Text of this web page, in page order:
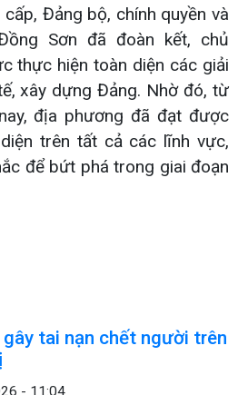
Đảng bộ, chính quyền và
Sơn đã đoàn kết, chủ
thực hiện toàn diện các giải
xây dựng Đảng. Nhờ đó, từ
địa phương đã đạt được
trên tất cả các lĩnh vực,
để bứt phá trong giai đoạn
tai nạn chết người trên
- 11:04